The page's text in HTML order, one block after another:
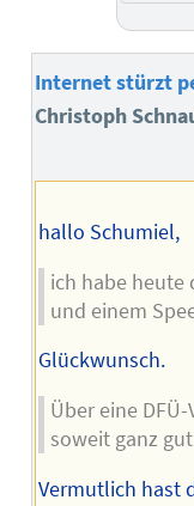
Internet stürzt
Christoph
hallo Schumiel,
ich habe heute
und einem
Glückwunsch.
Über eine
soweit ganz
Vermutlich hast